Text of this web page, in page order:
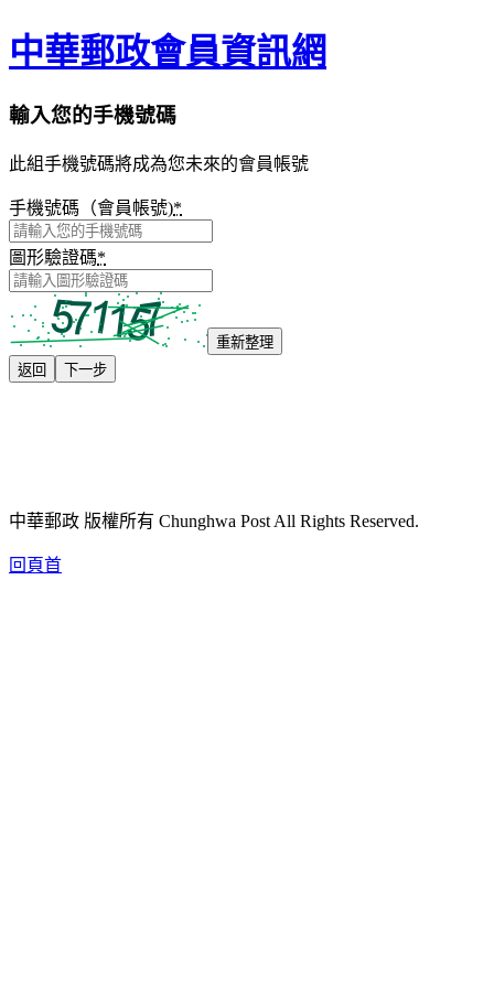
中華郵政會員資訊網
輸入您的手機號碼
此組手機號碼將成為您未來的會員帳號
手機號碼（會員帳號)*
圖形驗證碼*
重新整理
返回
下一步
中華郵政 版權所有 Chunghwa Post All Rights Reserved.
回頁首